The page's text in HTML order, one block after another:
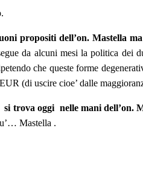
propositi dell’on. Mastella
da alcuni mesi la politica dei
che queste forme
(di uscire cioe’ dalle
trova oggi nelle mani dell’on.
Mastella .